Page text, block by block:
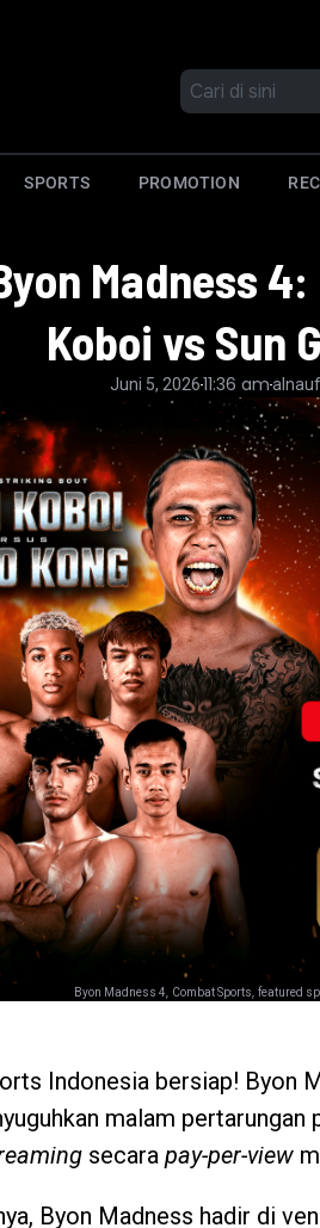
SPORTS PROMOTION
Madness
Koboi vs Sun
Juni 5, 202611:36 am
Byon Madness 4, Combat Sports, featured
Indonesia bersiap! Byon
malam pertarungan
secara pay-per-view
Byon Madness hadir di